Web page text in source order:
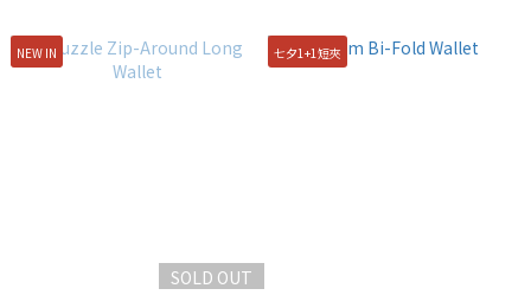
NEW IN
SOLD OUT
七夕1+1短夾